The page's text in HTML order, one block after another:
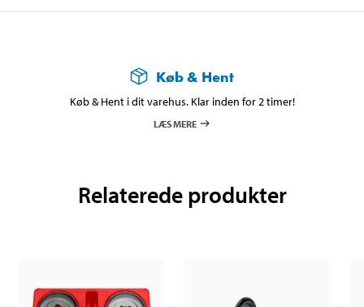
Køb & Hent
Køb & Hent i dit varehus. Klar inden for 2 timer!
LÆS MERE
Relaterede produkter